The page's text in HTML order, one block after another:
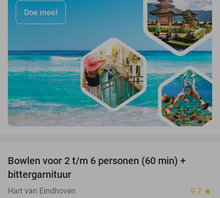
Doe mee!
Bowlen voor 2 t/m 6 personen (60 min) +
bittergarnituur
Hart van Eindhoven 9.7 star